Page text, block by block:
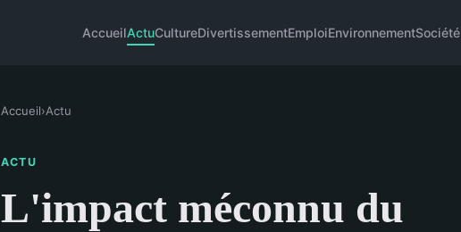
AccueilActuCultureDivertissementEmploiEnvironnementSociété
Accueil›Actu
ACTU
L'impact méconnu du